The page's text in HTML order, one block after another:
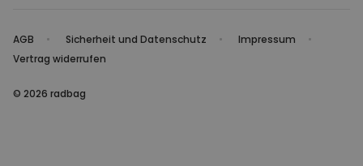
AGB Sicherheit und Datenschutz
Impressum
Vertrag widerrufen
© 2026 radbag